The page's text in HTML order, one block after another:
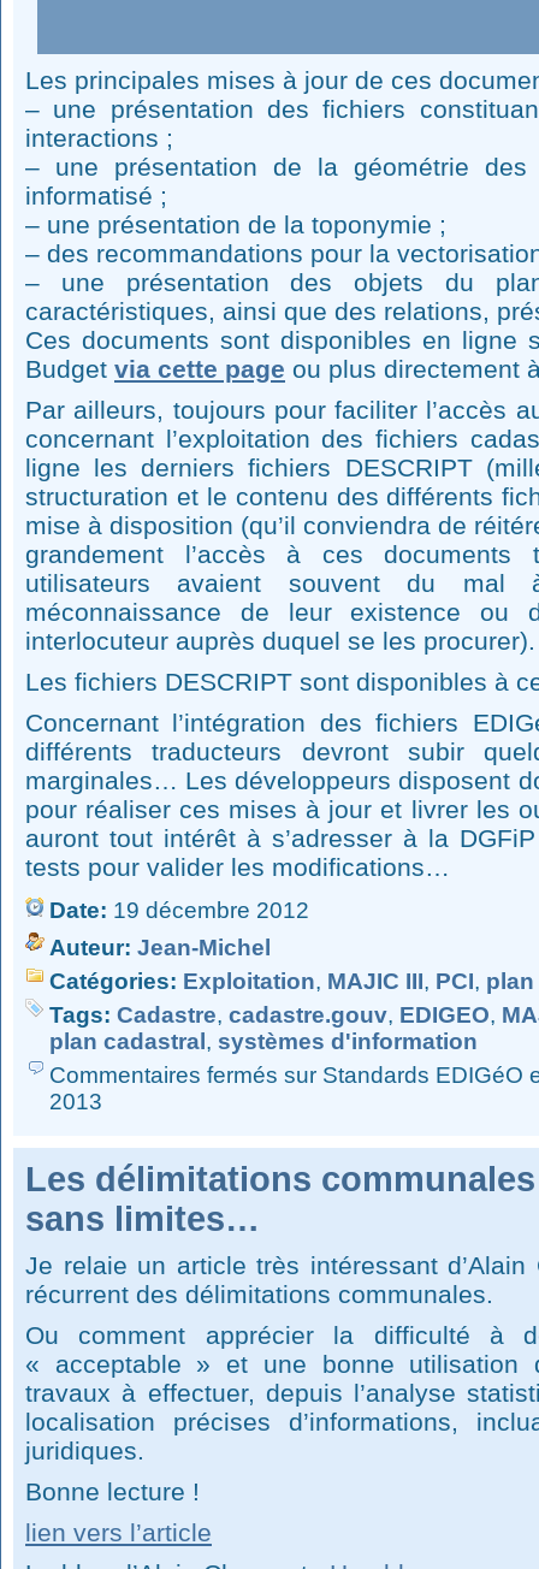
Les principales mises à jour de ces
– une présentation des fichiers
interactions ;
– une présentation de la géométrie
informatisé ;
– une présentation de la toponymie ;
– des recommandations pour la
– une présentation des objets du
caractéristiques, ainsi que des relations,
Ces documents sont disponibles en ligne
Budget via cette page ou plus directement
Par ailleurs, toujours pour faciliter l’accès
concernant l’exploitation des fichiers
ligne les derniers fichiers DESCRIPT
structuration et le contenu des différents
mise à disposition (qu’il conviendra de
grandement l’accès à ces documents
utilisateurs avaient souvent du mal
méconnaissance de leur existence ou
interlocuteur auprès duquel se les procurer).
Les fichiers DESCRIPT sont disponibles à
Concernant l’intégration des fichiers
différents traducteurs devront subir
marginales… Les développeurs disposent
pour réaliser ces mises à jour et livrer les
auront tout intérêt à s’adresser à la
tests pour valider les modifications…
Date: 19 décembre 2012
Auteur: Jean-Michel
Catégories: Exploitation, MAJIC III, PCI,
Tags: Cadastre, cadastre.gouv, EDIGEO,
plan cadastral , systèmes d'information
Commentaires fermés sur Standards EDIGéO
2013
Les délimitations
sans limites…
Je relaie un article très intéressant
récurrent des délimitations communales.
Ou comment apprécier la difficulté à
« acceptable » et une bonne utilisation
travaux à effectuer, depuis l’analyse
localisation précises d’informations,
juridiques.
Bonne lecture !
lien vers l’article